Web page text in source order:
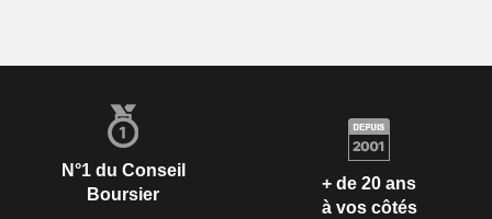
N°1 du Conseil
Boursier
+ de 20 ans
à vos côtés